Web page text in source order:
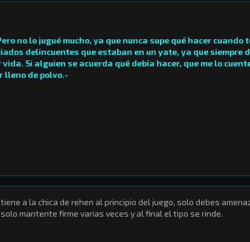
no lo jugué mucho, ya que nunca supe qué hacer cuando
delincuentes que estaban en un yate, ya que siempre
Si alguien se acuerda qué debía hacer, que me lo
lleno de polvo.-
a la chica de rehen al principio del juego, solo debes
mantente firme varias veces y al final el tipo se rinde.